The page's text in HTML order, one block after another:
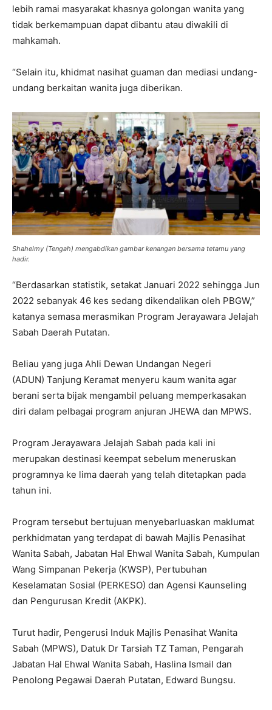
lebih ramai masyarakat khasnya golongan wanita yang
tidak berkemampuan dapat dibantu atau diwakili di
mahkamah.
“Selain itu, khidmat nasihat guaman dan mediasi undang-
undang berkaitan wanita juga diberikan.
Shahelmy (Tengah) mengabdikan gambar kenangan bersama tetamu yang
hadir.
“Berdasarkan statistik, setakat Januari 2022 sehingga Jun
2022 sebanyak 46 kes sedang dikendalikan oleh PBGW,”
katanya semasa merasmikan Program Jerayawara Jelajah
Sabah Daerah Putatan.
Beliau yang juga Ahli Dewan Undangan Negeri
(ADUN) Tanjung Keramat menyeru kaum wanita agar
berani serta bijak mengambil peluang memperkasakan
diri dalam pelbagai program anjuran JHEWA dan MPWS.
Program Jerayawara Jelajah Sabah pada kali ini
merupakan destinasi keempat sebelum meneruskan
programnya ke lima daerah yang telah ditetapkan pada
tahun ini.
Program tersebut bertujuan menyebarluaskan maklumat
perkhidmatan yang terdapat di bawah Majlis Penasihat
Wanita Sabah, Jabatan Hal Ehwal Wanita Sabah, Kumpulan
Wang Simpanan Pekerja (KWSP), Pertubuhan
Keselamatan Sosial (PERKESO) dan Agensi Kaunseling
dan Pengurusan Kredit (AKPK).
Turut hadir, Pengerusi Induk Majlis Penasihat Wanita
Sabah (MPWS), Datuk Dr Tarsiah TZ Taman, Pengarah
Jabatan Hal Ehwal Wanita Sabah, Haslina Ismail dan
Penolong Pegawai Daerah Putatan, Edward Bungsu.